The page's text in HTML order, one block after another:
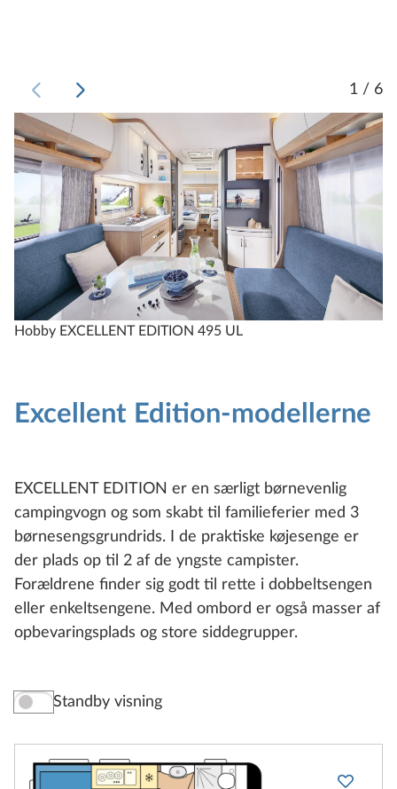
1 / 6
Hobby EXCELLENT EDITION 495 UL
Excellent Edition-modellerne
EXCELLENT EDITION er en særligt børnevenlig
campingvogn og som skabt til familieferier med 3
børnesengsgrundrids. I de praktiske køjesenge er
der plads op til 2 af de yngste campister.
Forældrene finder sig godt til rette i dobbeltsengen
eller enkeltsengene. Med ombord er også masser af
opbevaringsplads og store siddegrupper.
Standby visning